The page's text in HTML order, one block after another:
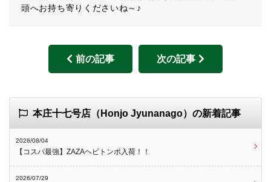
頭へお持ち寄りくださいね～♪
前の記事 次の記事
本庄十七号店（Honjo Jyunanago）の新着記事
2026/08/04
【コスパ最強】ZAZAヘビトンボ入荷！！
2026/07/29